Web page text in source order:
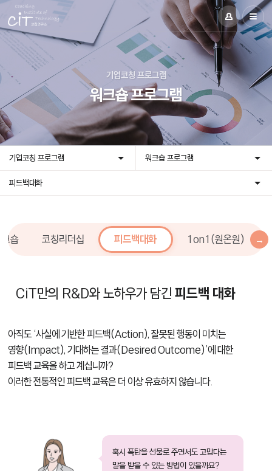
기업코칭 프로그램
워크숍 프로그램
기업코칭 프로그램 워크숍 프로그램
피드백대화
→
숍 코칭리더십 피드백대화 1on1(원온원)
CiT만의 R&D와 노하우가 담긴 피드백 대화
아직도 ‘사실에 기반한 피드백(Action), 잘못된 행동이 미치는
영향(Impact), 기대하는 결과(Desired Outcome)’에 대한
피드백 교육을 하고 계십니까?
이러한 전통적인 피드백 교육은 더 이상 유효하지 않습니다.
혹시 폭탄을 선물로 주면서도 고맙다는
말을 받을 수 있는 방법이 있을까요?